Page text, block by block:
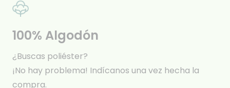
100% Algodón
¿Buscas poliéster?
¡No hay problema! Indícanos una vez hecha la
compra.